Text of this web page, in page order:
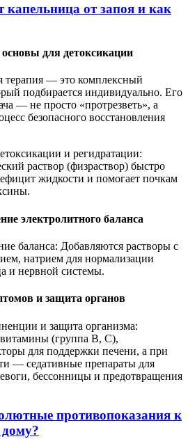
капельница от запоя и как
для детоксикации
терапия — это комплексный
подбирается индивидуально. Его
— не просто «протрезветь», а
безопасного восстановления
и регидратации:
раствор (физраствор) быстро
жидкости и помогает почкам
электролитного баланса
баланса: Добавляются растворы с
натрием для нормализации
и нервной системы.
и защита органов
и защита организма:
(группа B, C),
для поддержки печени, а при
— седативные препараты для
бессонницы и предотвращения
противопоказания к